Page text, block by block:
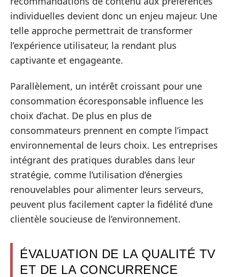
individuelles devient donc un enjeu majeur. Une
telle approche permettrait de transformer
l’expérience utilisateur, la rendant plus
captivante et engageante.
Parallèlement, un intérêt croissant pour une
consommation écoresponsable influence les
choix d’achat. De plus en plus de
consommateurs prennent en compte l’impact
environnemental de leurs choix. Les entreprises
intégrant des pratiques durables dans leur
stratégie, comme l’utilisation d’énergies
renouvelables pour alimenter leurs serveurs,
peuvent plus facilement capter la fidélité d’une
clientèle soucieuse de l’environnement.
ÉVALUATION DE LA QUALITÉ TV
ET DE LA CONCURRENCE